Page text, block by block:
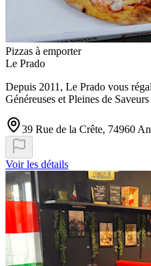
Pizzas à emporter
Le Prado
Depuis 2011, Le Prado vous
Généreuses et Pleines de Saveurs
39 Rue de la Crête, 74960
Voir les détails